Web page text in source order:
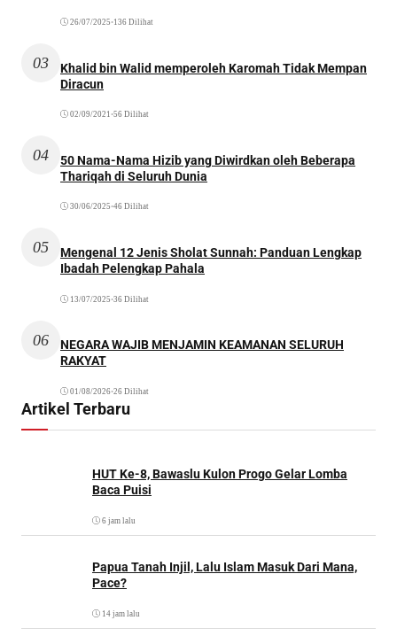
26/07/2025 •136 Dilihat
03
Khalid bin Walid memperoleh Karomah Tidak Mempan
Diracun
02/09/2021 •56 Dilihat
04
50 Nama-Nama Hizib yang Diwirdkan oleh Beberapa
Thariqah di Seluruh Dunia
30/06/2025 •46 Dilihat
05
Mengenal 12 Jenis Sholat Sunnah: Panduan Lengkap
Ibadah Pelengkap Pahala
13/07/2025 •36 Dilihat
06
NEGARA WAJIB MENJAMIN KEAMANAN SELURUH
RAKYAT
01/08/2026•26 Dilihat
Artikel Terbaru
HUT Ke-8, Bawaslu Kulon Progo Gelar Lomba
Baca Puisi
6 jam lalu
Papua Tanah Injil, Lalu Islam Masuk Dari Mana,
Pace?
14 jam lalu